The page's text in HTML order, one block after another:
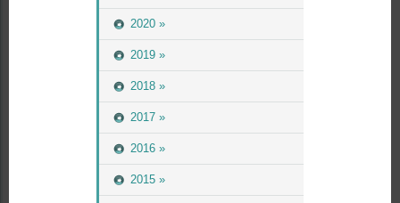
2020 »
2019 »
2018 »
2017 »
2016 »
2015 »